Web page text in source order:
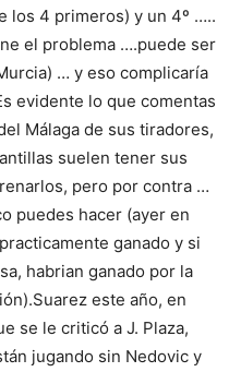
los 4 primeros) y un 4º …..
el problema ….puede ser
… y eso complicaría
evidente lo que comentas
Málaga de sus tiradores,
suelen tener sus
pero por contra …
puedes hacer (ayer en
ganado y si
habrian ganado por la
este año, en
se le criticó a J. Plaza,
jugando sin Nedovic y